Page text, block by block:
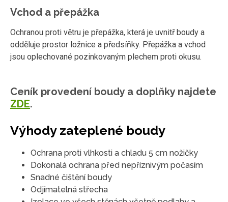
Vchod a přepážka
Ochranou proti větru je přepážka, která je uvnitř boudy a
odděluje prostor ložnice a předsíňky. Přepážka a vchod
jsou oplechované pozinkovaným plechem proti okusu.
Ceník provedení boudy a doplňky najdete
ZDE.
Výhody zateplené boudy
Ochrana proti vlhkosti a chladu 5 cm nožičky
Dokonalá ochrana před nepříznivým počasím
Snadné čištění boudy
Odjímatelná střecha